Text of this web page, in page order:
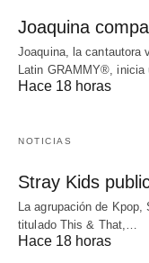
Joaquina
Joaquina, la cantautora
Latin GRAMMY®, inicia
Hace 18 horas
NOTICIAS
Stray Kids
La agrupación de
titulado This & That,…
Hace 18 horas